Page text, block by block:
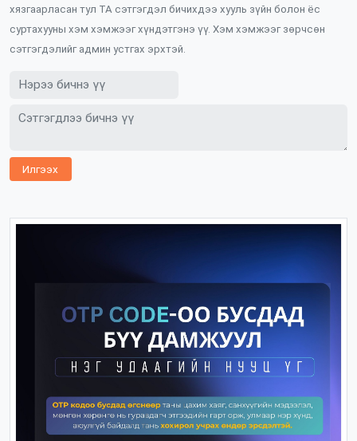
хязгаарласан тул ТА сэтгэгдэл бичихдээ хууль зүйн болон ёс
суртахууны хэм хэмжээг хүндэтгэнэ үү. Хэм хэмжээг зөрчсөн
сэтгэгдэлийг админ устгах эрхтэй.
Илгээх